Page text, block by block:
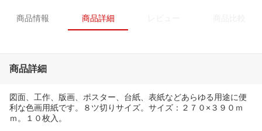
商品情報 商品詳細
商品詳細
図面、工作、版画、ポスター、台紙、表紙などあらゆる用途に便
利な色画用紙です。８ツ切りサイズ。サイズ：２７０×３９０ｍ
ｍ。１０枚入。